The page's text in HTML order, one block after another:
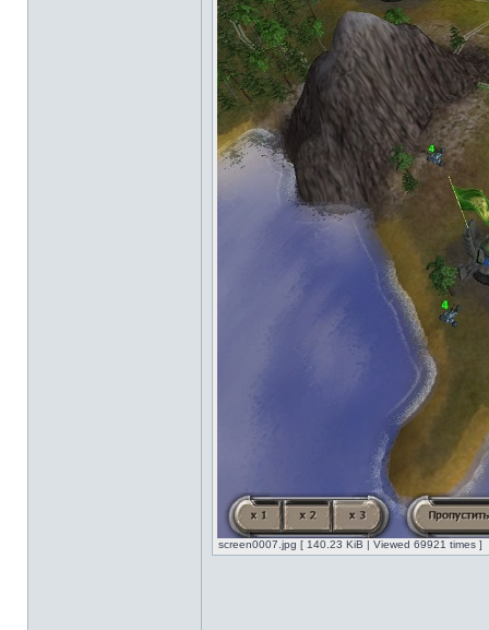
screen0007.jpg [ 140.23 KiB | Viewed 69921 times ]